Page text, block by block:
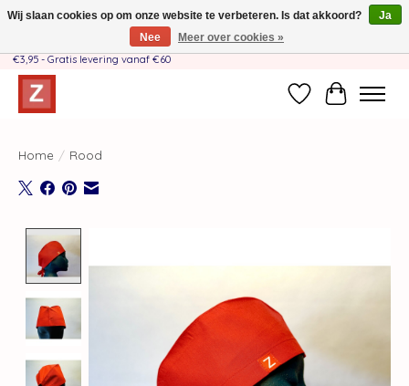
Handgemaakt door moeder-dochterteam❤️ - Verzendkosten BE & NL SLECHTS
€3,95 - Gratis levering vanaf €60
Verlanglijst
Home / Rood
Wij slaan cookies op om onze website te verbeteren. Is dat akkoord?
Ja
Nee
Meer over cookies »